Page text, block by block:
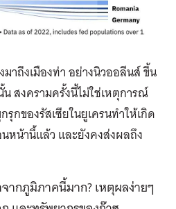
าถึงเมืองท่า อย่างนิวออลีนส์ ขึ้น
สงครามครั้งนี้ไม่ใช่เหตุการณ์
รุกของรัสเซียในยูเครนทำให้เกิด
หน้านี้แล้ว และยังคงส่งผลถึง
ากภูมิภาคนี้มาก? เหตุผลง่ายๆ